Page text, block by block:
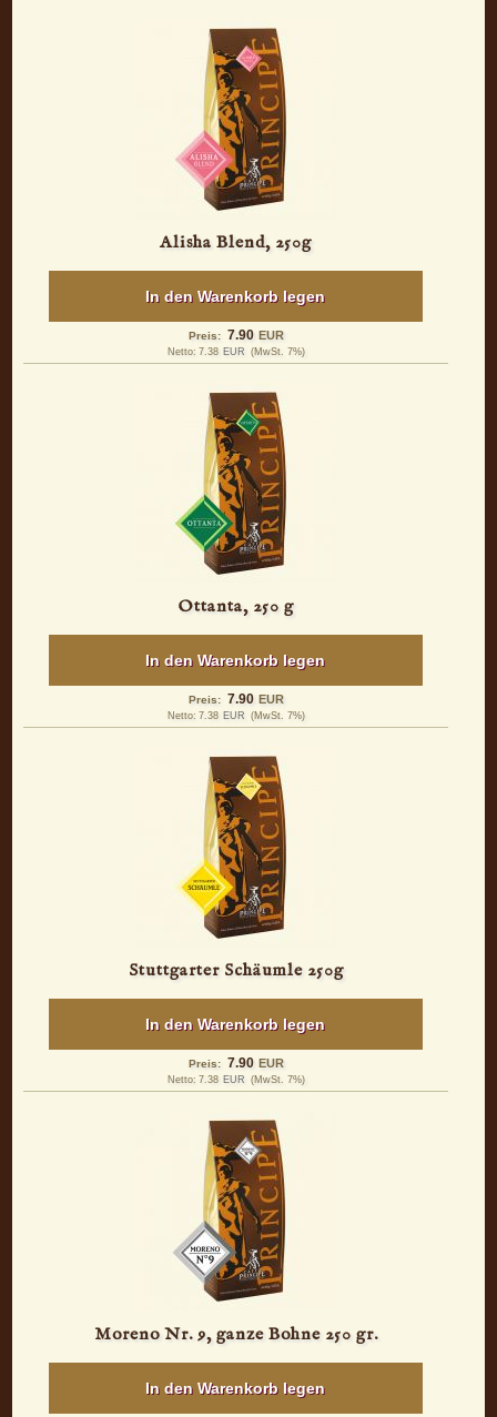
Alisha Blend, 250g
In den Warenkorb legen
Preis: 7.90 EUR
Netto: 7.38 EUR (MwSt. 7%)
Ottanta, 250 g
In den Warenkorb legen
Preis: 7.90 EUR
Netto: 7.38 EUR (MwSt. 7%)
Stuttgarter Schäumle 250g
In den Warenkorb legen
Preis: 7.90 EUR
Netto: 7.38 EUR (MwSt. 7%)
Moreno Nr. 9, ganze Bohne 250 gr.
In den Warenkorb legen